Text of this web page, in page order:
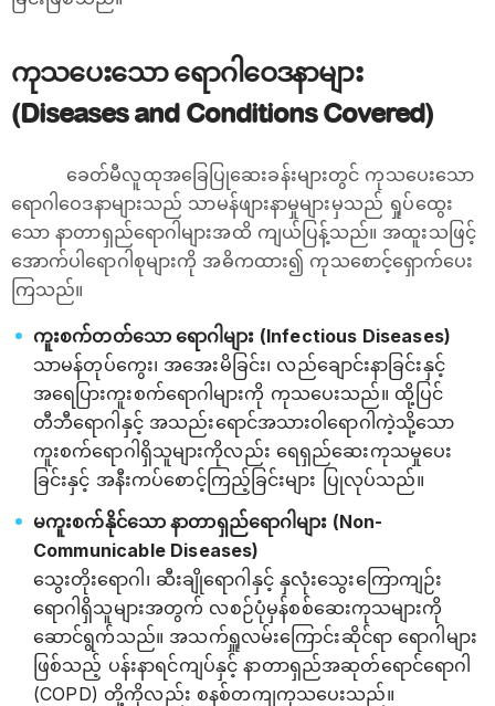
ကုသပေးသော ရောဂါဝေဒနာများ
(Diseases and Conditions Covered)
ခေတ်မီလူထုအခြေပြုဆေးခန်းများတွင် ကုသပေးသော
ရောဂါဝေဒနာများသည် သာမန်ဖျားနာမှုများမှသည် ရှုပ်ထွေး
သော နာတာရှည်ရောဂါများအထိ ကျယ်ပြန့်သည်။ အထူးသဖြင့်
အောက်ပါရောဂါစုများကို အဓိကထား၍ ကုသစောင့်ရှောက်ပေး
ကြသည်။
ကူးစက်တတ်သော ရောဂါများ (Infectious Diseases)
သာမန်တုပ်ကွေး၊ အအေးမိခြင်း၊ လည်ချောင်းနာခြင်းနှင့်
အရေပြားကူးစက်ရောဂါများကို ကုသပေးသည်။ ထို့ပြင်
တီဘီရောဂါနှင့် အသည်းရောင်အသားဝါရောဂါကဲ့သို့သော
ကူးစက်ရောဂါရှိသူများကိုလည်း ရေရှည်ဆေးကုသမှုပေး
ခြင်းနှင့် အနီးကပ်စောင့်ကြည့်ခြင်းများ ပြုလုပ်သည်။
မကူးစက်နိုင်သော နာတာရှည်ရောဂါများ (Non-
Communicable Diseases)
သွေးတိုးရောဂါ၊ ဆီးချိုရောဂါနှင့် နှလုံးသွေးကြောကျဉ်း
ရောဂါရှိသူများအတွက် လစဉ်ပုံမှန်စစ်ဆေးကုသများကို
ဆောင်ရွက်သည်။ အသက်ရှူလမ်းကြောင်းဆိုင်ရာ ရောဂါများ
ဖြစ်သည့် ပန်းနာရင်ကျပ်နှင့် နာတာရှည်အဆုတ်ရောင်ရောဂါ
(COPD) တို့ကိုလည်း စနစ်တကျကုသပေးသည်။